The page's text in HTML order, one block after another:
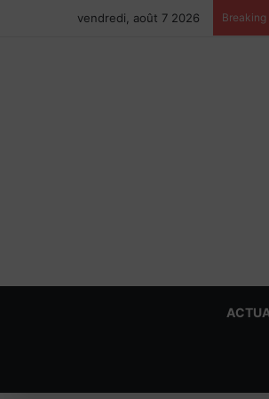
vendredi, août 7 2026